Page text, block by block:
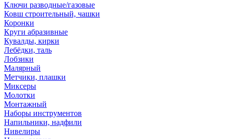
Ключи разводные/газовые
Ковш строительный, чашки
Коронки
Круги абразивные
Кувалды, кирки
Лебёдки, таль
Лобзики
Малярный
Метчики, плашки
Миксеры
Молотки
Монтажный
Наборы инструментов
Напильники, надфили
Нивелиры